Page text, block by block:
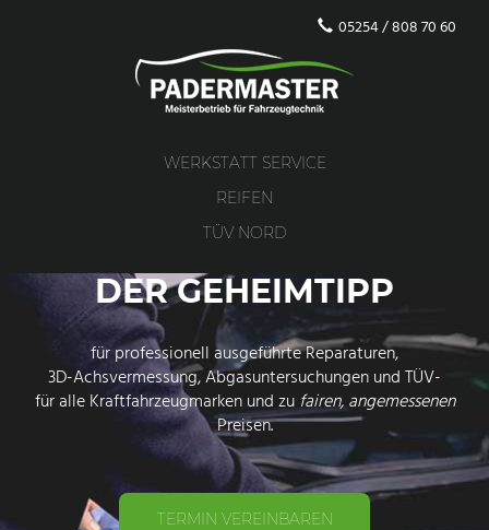
05254 / 808 70 60
WERKSTATT SERVICE
REIFEN
TÜV NORD
DER GEHEIMTIPP
für professionell ausgeführte Reparaturen,
3D-Achsvermessung, Abgasuntersuchungen und TÜV-
für alle Kraftfahrzeugmarken und zufairen, angemessenen
Preisen.
TERMIN VEREINBAREN